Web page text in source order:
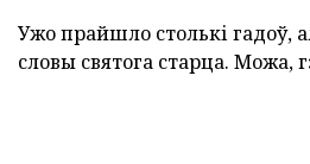
Ужо прайшло столькі гадоў,
словы святога старца. Можа,